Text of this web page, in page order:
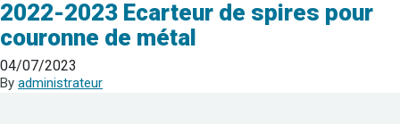
2022-2023 Ecarteur de spires pour
couronne de métal
04/07/2023
By administrateur